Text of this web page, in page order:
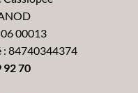
00013
: 84740344374
92 70